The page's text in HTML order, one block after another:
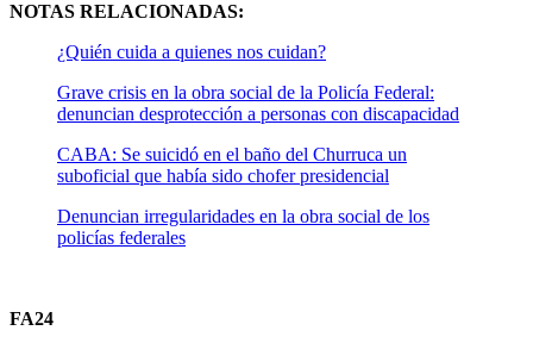
NOTAS RELACIONADAS:
¿Quién cuida a quienes nos cuidan?
Grave crisis en la obra social de la Policía Federal:
denuncian desprotección a personas con discapacidad
CABA: Se suicidó en el baño del Churruca un
suboficial que había sido chofer presidencial
Denuncian irregularidades en la obra social de los
policías federales
FA24